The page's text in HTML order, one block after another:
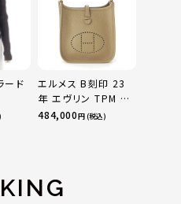
ード
エルメス B刻印 23
年 エヴリン TPM 16
アマゾン トリヨンク
484,000円 (税込)